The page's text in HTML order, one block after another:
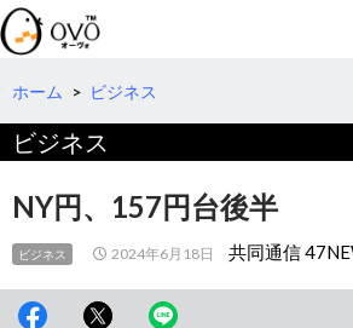
検
索
コ
テ
へ
移
動
ホーム > ビジネス
ビジネス
NY円、157円台後半
ビジネス 2024年6月18日 共同通信